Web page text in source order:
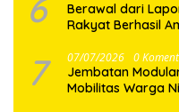
6
Berawal dari
Rakyat Berhasil
7 07/07/2026 0
Jembatan
Mobilitas Warga